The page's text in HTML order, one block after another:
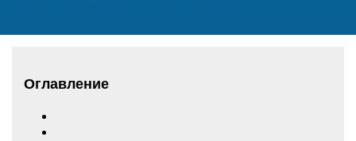
Оглавление